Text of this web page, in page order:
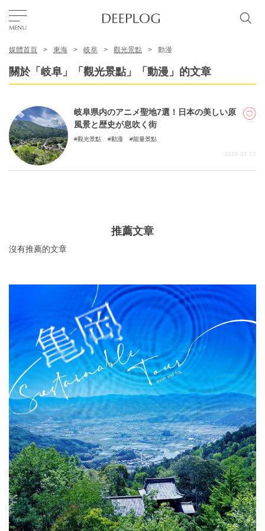
區域
特色主題
隐私政策
聯系我們
網站營運企業
招募旅遊作家
媒體首頁 東海 岐阜 觀光景點 動漫
關於「岐阜」「觀光景點」「動漫」的文章
岐阜県内のアニメ聖地7選！日本の美しい原
風景と歴史が息吹く街
觀光景點 動漫 能量景點
2024-07-17
推薦文章
沒有推薦的文章